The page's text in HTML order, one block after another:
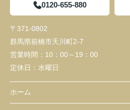
0120-655-880
〒371-0802
群馬県前橋市天川町2-7
営業時間： 10：00～19：00
定休日： 水曜日
ホーム